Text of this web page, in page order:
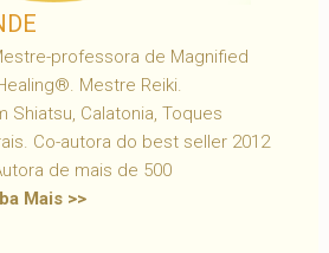
professora de Magnified
Mestre Reiki.
Shiatsu, Calatonia, Toques
Co-autora do best seller 2012
de mais de 500
Mais >>